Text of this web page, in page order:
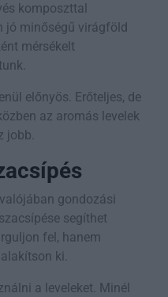
komposzttal
jó minőségű virágföld
mérsékelt
előnyös. Erőteljes, de
az aromás levelek
jobb.
gondozási
segíthet
fel, hanem
ki.
a leveleket. Minél